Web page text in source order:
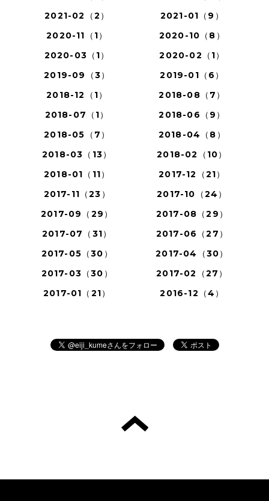
2021-02（2）
2021-01（9）
2020-11（1）
2020-10（8）
2020-03（1）
2020-02（1）
2019-09（3）
2019-01（6）
2018-12（1）
2018-08（7）
2018-07（1）
2018-06（9）
2018-05（7）
2018-04（8）
2018-03（13）
2018-02（10）
2018-01（11）
2017-12（21）
2017-11（23）
2017-10（24）
2017-09（29）
2017-08（29）
2017-07（31）
2017-06（27）
2017-05（30）
2017-04（30）
2017-03（30）
2017-02（27）
2017-01（21）
2016-12（4）